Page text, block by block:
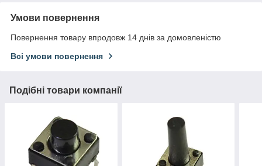
Умови повернення
Повернення товару впродовж 14 днів за домовленістю
Всі умови повернення
Подібні товари компанії